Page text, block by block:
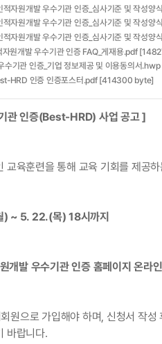
자원개발 우수기관 인증_심사기준 및 작성
자원개발 우수기관 인증_심사기준 및 작성
자원개발 우수기관 인증_심사기준 및 작성
원개발 우수기관 인증 FAQ_게재용.pdf
수기관 인증_기업 정보제공 및 이용동의서
HRD 인증 인증포스터.pdf [414300 byte]
관 인증(Best-HRD) 사업 공고 ]
교육훈련을 통해 교육 기회를 제공
~ 5. 22.(목) 18시까지
개발 우수기관 인증 홈페이지 온라
원으로 가입해야 하며, 신청서 작
바랍니다.